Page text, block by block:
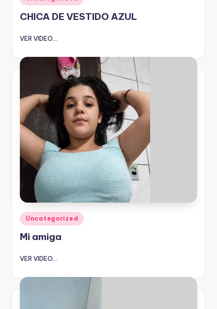
en
CHICA DE VESTIDO AZUL
VER VIDEO...
Publicado
en
Uncategorized
Mi amiga
VER VIDEO...